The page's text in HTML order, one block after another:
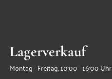
Lagerverkauf
Montag - Freitag, 10:00 - 16:00 Uhr